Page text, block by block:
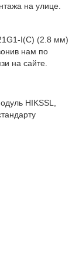
на улице.
I(C) (2.8 мм)
нам по
на сайте.
HIKSSL,